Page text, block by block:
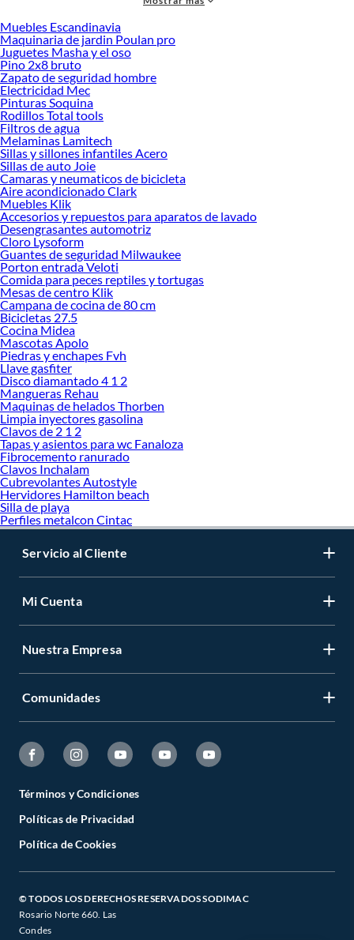
accesorios de calidad que te ayudarán a crear un espacio más tú.
Desde remodelaciones hasta proyectos de decoración, estamos aquí para hacer
tus ideas realidad. ¡Visítanos y encuentra todo lo que tenemos para ofrecerte en
Centros de Juegos!
Explora la variedad de productos de Centros de Juegos en Sodimac
Herramientas, materiales y accesorios de calidad para tus proyectos y
renovación de espacios. ¡Visítanos y descubre todo lo que tenemos para
ofrecerte!
Encuentra una amplia variedad de productos de Centros de Juegos en Sodimac.
Encuentra todo lo necesario para tus proyectos de renovación y decoración.
¡Visítanos y haz tus ideas realidad!
Muebles Escandinavia
Maquinaria de jardin Poulan pro
Juguetes Masha y el oso
Pino 2x8 bruto
Zapato de seguridad hombre
Electricidad Mec
Pinturas Soquina
Rodillos Total tools
Filtros de agua
Melaminas Lamitech
Sillas y sillones infantiles Acero
Sillas de auto Joie
Camaras y neumaticos de bicicleta
Aire acondicionado Clark
Muebles Klik
Accesorios y repuestos para aparatos de lavado
Desengrasantes automotriz
Cloro Lysoform
Guantes de seguridad Milwaukee
Porton entrada Veloti
Comida para peces reptiles y tortugas
Mesas de centro Klik
Campana de cocina de 80 cm
Bicicletas 27.5
Cocina Midea
Mascotas Apolo
Piedras y enchapes Fvh
Llave gasfiter
Disco diamantado 4 1 2
Mangueras Rehau
Maquinas de helados Thorben
Limpia inyectores gasolina
Clavos de 2 1 2
Tapas y asientos para wc Fanaloza
Fibrocemento ranurado
Clavos Inchalam
Cubrevolantes Autostyle
Hervidores Hamilton beach
Silla de playa
Perfiles metalcon Cintac
Servicio al Cliente
Mi Cuenta
Nuestra Empresa
Comunidades
Términos y Condiciones
Políticas de Privacidad
Política de Cookies
© TODOS LOS DERECHOS RESERVADOS SODIMAC
Rosario Norte 660. Las
Condes